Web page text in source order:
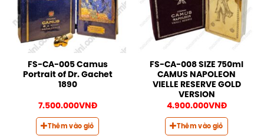
FS-CA-005 Camus
Portrait of Dr. Gachet
1890
7.500.000VNĐ
Thêm vào giỏ
FS-CA-008 SIZE 750ml
CAMUS NAPOLEON
VIELLE RESERVE GOLD
VERSION
4.900.000VNĐ
Thêm vào giỏ